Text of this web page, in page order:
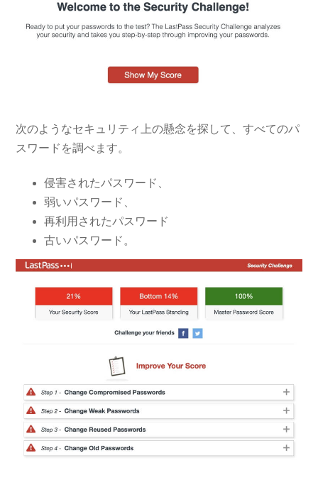
次のようなセキュリティ上の懸念を探して、すべてのパ
スワードを調べます。
侵害されたパスワード、
弱いパスワード、
再利用されたパスワード
古いパスワード。